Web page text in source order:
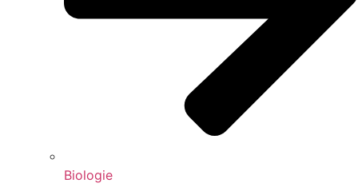
Biologie